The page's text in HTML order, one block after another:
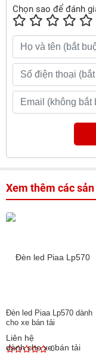
Chọn sao để đánh
Xem thêm các
Đèn led Piaa Lp570 dành
cho xe bán tải
Liên hệ
0